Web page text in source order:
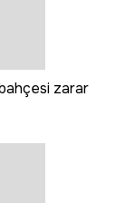
zarar